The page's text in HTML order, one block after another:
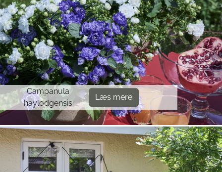
Campanula
haylodgensis
Læs mere